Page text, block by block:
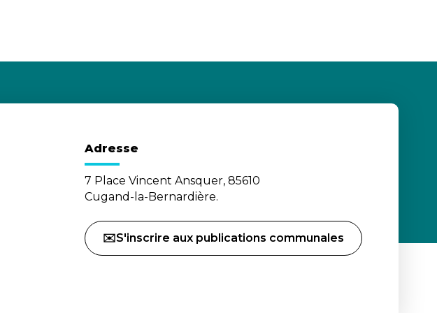
onglet)
Adresse
7 Place Vincent Ansquer, 85610
Cugand-la-Bernardière.
✉️S'inscrire aux publications communales